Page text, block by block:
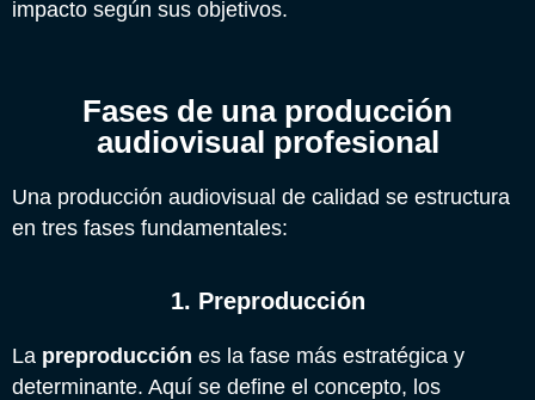
impacto según sus objetivos.
Fases de una producción
audiovisual profesional
Una producción audiovisual de calidad se estructura
en tres fases fundamentales:
1. Preproducción
La preproducción es la fase más estratégica y
determinante. Aquí se define el concepto, los